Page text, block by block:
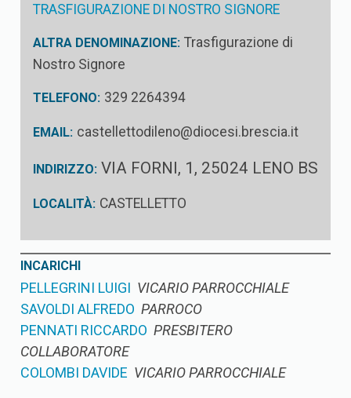
TRASFIGURAZIONE DI NOSTRO SIGNORE
ALTRA DENOMINAZIONE: Trasfigurazione di
Nostro Signore
TELEFONO: 329 2264394
EMAIL: castellettodileno@diocesi.brescia.it
INDIRIZZO: VIA FORNI, 1, 25024 LENO BS
LOCALITÀ: CASTELLETTO
INCARICHI
PELLEGRINI LUIGI VICARIO PARROCCHIALE
SAVOLDI ALFREDO PARROCO
PENNATI RICCARDO PRESBITERO
COLLABORATORE
COLOMBI DAVIDE VICARIO PARROCCHIALE